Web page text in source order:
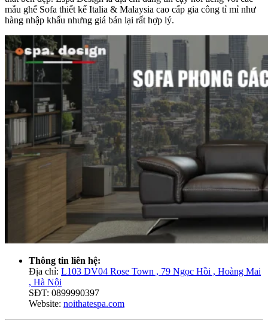
mẫu ghế Sofa thiết kế Italia & Malaysia cao cấp gia công tỉ mỉ như
hàng nhập khẩu nhưng giá bán lại rất hợp lý.
Thông tin liên hệ:
Địa chỉ: L103 DV04 Rose Town , 79 Ngọc Hồi , Hoàng Mai
, Hà Nội
SĐT: 0899990397
Website: noithatespa.com